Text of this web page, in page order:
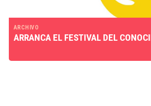
ARCHIVO
ARRANCA EL FESTIVAL DEL